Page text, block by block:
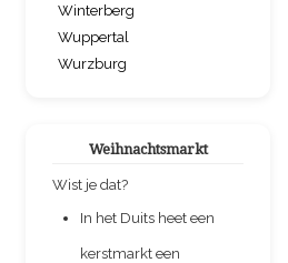
Winterberg
Wuppertal
Wurzburg
Weihnachtsmarkt
Wist je dat?
In het Duits heet een
kerstmarkt een